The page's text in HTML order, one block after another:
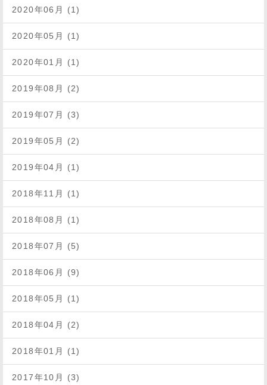
2020年06月 (1)
2020年05月 (1)
2020年01月 (1)
2019年08月 (2)
2019年07月 (3)
2019年05月 (2)
2019年04月 (1)
2018年11月 (1)
2018年08月 (1)
2018年07月 (5)
2018年06月 (9)
2018年05月 (1)
2018年04月 (2)
2018年01月 (1)
2017年10月 (3)